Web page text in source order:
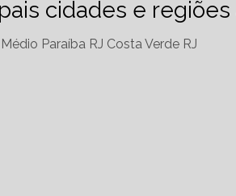
cidades e
Médio Paraíba RJ Costa Verde RJ